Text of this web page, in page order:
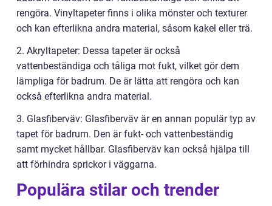
rengöra. Vinyltapeter finns i olika mönster och texturer
och kan efterlikna andra material, såsom kakel eller trä.
2. Akryltapeter: Dessa tapeter är också
vattenbeständiga och tåliga mot fukt, vilket gör dem
lämpliga för badrum. De är lätta att rengöra och kan
också efterlikna andra material.
3. Glasfiberväv: Glasfiberväv är en annan populär typ av
tapet för badrum. Den är fukt- och vattenbeständig
samt mycket hållbar. Glasfiberväv kan också hjälpa till
att förhindra sprickor i väggarna.
Populära stilar och trender